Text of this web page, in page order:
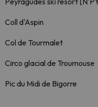
Coll d'Aspin
Col de Tourmalet
Circo glacial de Troumouse
Pic du Midi de Bigorre